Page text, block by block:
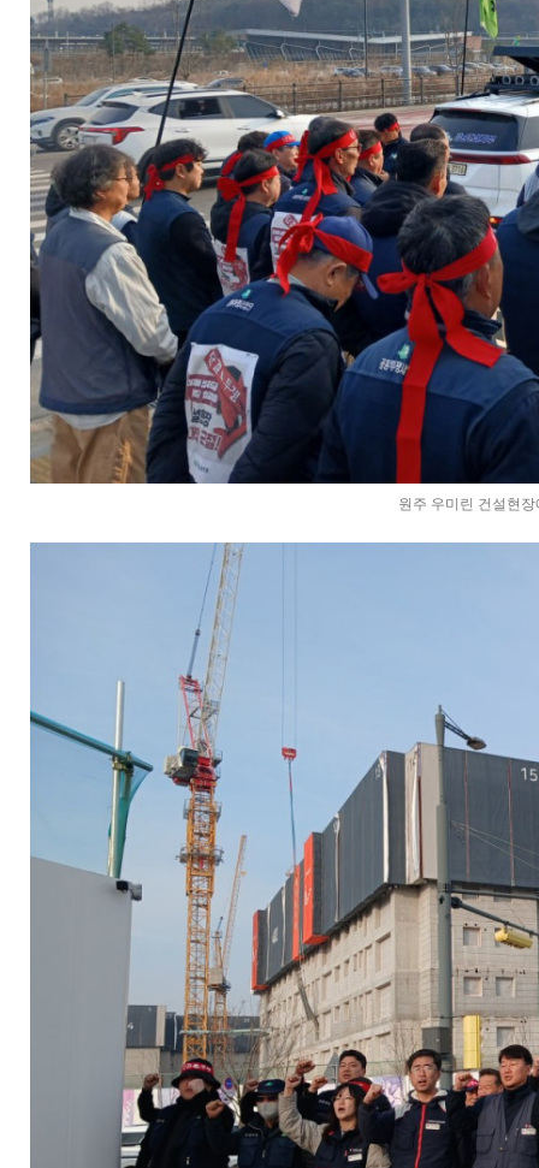
원주 우미린 건설현